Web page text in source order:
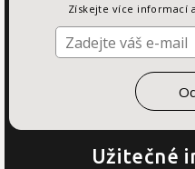
Užitečné
Získejte více informací